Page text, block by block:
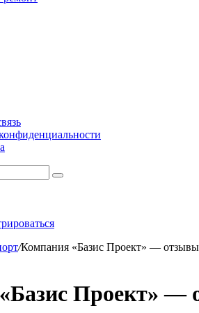
Поиск
/Компания «Базис Проект» — отзывы
Проект» —